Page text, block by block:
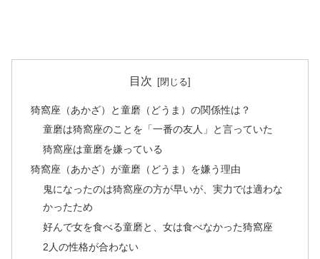
目次
猗窩座（あかざ）と童磨（どうま）の関係性は？
童磨は猗窩座のことを「一番の友人」と言っていた
猗窩座は童磨を嫌っている
猗窩座（あかざ）が童磨（どうま）を嫌う理由
鬼になったのは猗窩座の方が早いが、実力では適わな
かったため
好んで女を食べる童磨と、女は食べなかった猗窩座
2人の性格が合わない